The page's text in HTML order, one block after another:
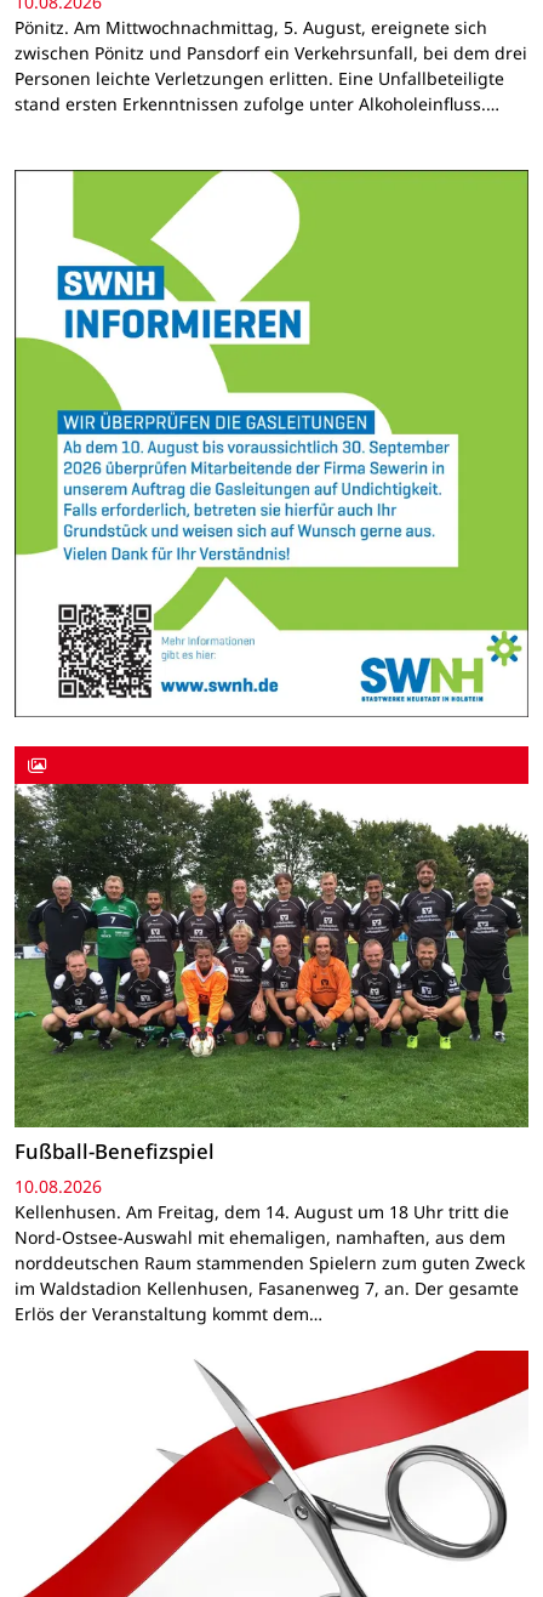
Pönitz. Am Mittwochnachmittag, 5. August, ereignete sich
zwischen Pönitz und Pansdorf ein Verkehrsunfall, bei dem drei
Personen leichte Verletzungen erlitten. Eine Unfallbeteiligte
stand ersten Erkenntnissen zufolge unter Alkoholeinfluss.…
Fußball-Benefizspiel
10.08.2026
Kellenhusen. Am Freitag, dem 14. August um 18 Uhr tritt die
Nord-Ostsee-Auswahl mit ehemaligen, namhaften, aus dem
norddeutschen Raum stammenden Spielern zum guten Zweck
im Waldstadion Kellenhusen, Fasanenweg 7, an. Der gesamte
Erlös der Veranstaltung kommt dem…